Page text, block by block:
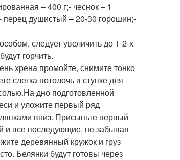
– 400 г;- чеснок – 1
перец душистый – 20-30 горошин;-
следует увеличить до 1-2-х
горчить.
хрена промойте, снимите тонко
слегка потолочь в ступке для
дно подготовленной
и уложите первый ряд
вниз. Присыпьте первый
и все последующие, не забывая
деревянный кружок и груз
Белянки будут готовы через